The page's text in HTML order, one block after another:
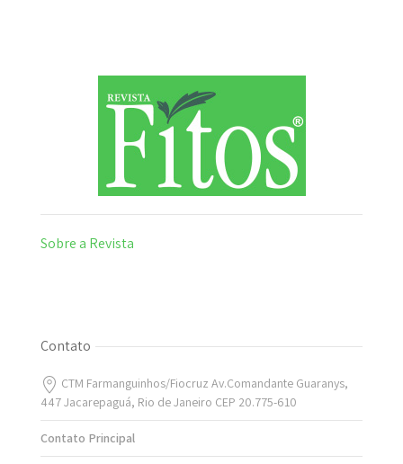
Sobre a Revista
Contato
CTM Farmanguinhos/Fiocruz Av.Comandante Guaranys,
447 Jacarepaguá, Rio de Janeiro CEP 20.775-610
Contato Principal